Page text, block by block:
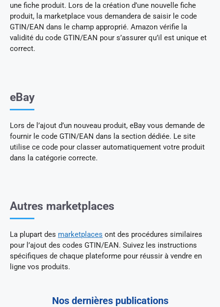
une fiche produit. Lors de la création d’une nouvelle fiche
produit, la marketplace vous demandera de saisir le code
GTIN/EAN dans le champ approprié. Amazon vérifie la
validité du code GTIN/EAN pour s’assurer qu’il est unique et
correct.
eBay
Lors de l’ajout d’un nouveau produit, eBay vous demande de
fournir le code GTIN/EAN dans la section dédiée. Le site
utilise ce code pour classer automatiquement votre produit
dans la catégorie correcte.
Autres marketplaces
La plupart des marketplaces ont des procédures similaires
pour l’ajout des codes GTIN/EAN. Suivez les instructions
spécifiques de chaque plateforme pour réussir à vendre en
ligne vos produits.
Nos dernières publications